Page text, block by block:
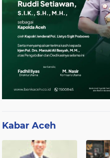
Kabar Aceh